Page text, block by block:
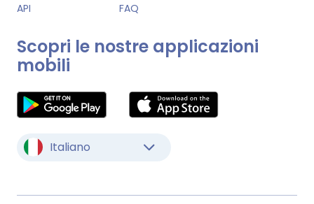
API FAQ
Scopri le nostre applicazioni
mobili
Italiano